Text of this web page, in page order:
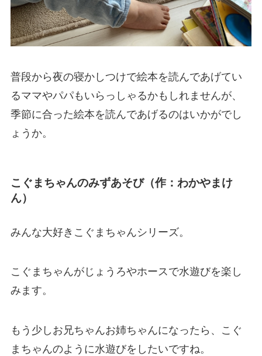
普段から夜の寝かしつけで絵本を読んであげてい
るママやパパもいらっしゃるかもしれませんが、
季節に合った絵本を読んであげるのはいかがでし
ょうか。
こぐまちゃんのみずあそび（作：わかやまけ
ん）
みんな大好きこぐまちゃんシリーズ。
こぐまちゃんがじょうろやホースで水遊びを楽し
みます。
もう少しお兄ちゃんお姉ちゃんになったら、こぐ
まちゃんのように水遊びをしたいですね。